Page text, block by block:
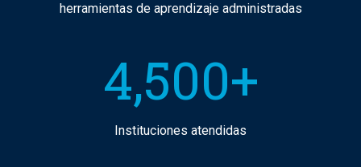
herramientas de aprendizaje administradas
4,500+
Instituciones atendidas